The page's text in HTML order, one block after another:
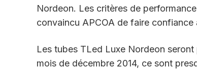
Nordeon. Les critères de
convaincu APCOA de faire
Les tubes TLed Luxe Nordeon
mois de décembre 2014, ce sont